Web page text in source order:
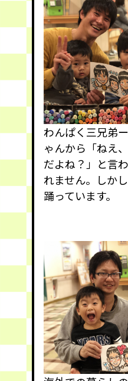
わんぱく三兄弟
ゃんから「ねえ
だよね？」と言
れません。しか
踊っています。